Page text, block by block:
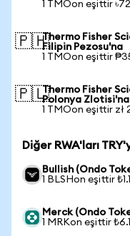
1 TMOon eşittir
🇵🇭Thermo Fisher
Filipin Pezosu'na
1 TMOon eşittir
🇵🇱Thermo Fisher
Polonya Zlotisi'na
1 TMOon eşittir zł
Diğer RWA'ları
Bullish (Ondo
1 BLSHon eşittir
Merck (Ondo
1 MRKon eşittir